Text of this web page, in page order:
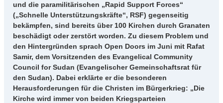
und die paramilitärischen „Rapid Support Forces“
(„Schnelle Unterstützungskräfte“, RSF) gegenseitig
bekämpfen, sind bereits über 100 Kirchen durch Granaten
beschädigt oder zerstört worden. Zu diesem Problem und
den Hintergründen sprach Open Doors im Juni mit Rafat
Samir, dem Vorsitzenden des Evangelical Community
Council for Sudan (Evangelischer Gemeinschaftsrat für
den Sudan). Dabei erklärte er die besonderen
Herausforderungen für die Christen im Bürgerkrieg: „Die
Kirche wird immer von beiden Kriegsparteien